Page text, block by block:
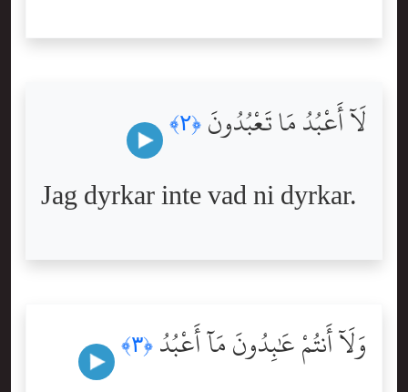
لَآ أَعْبُدُ مَا تَعْبُدُونَ ﴿٢﴾
Jag dyrkar inte vad ni dyrkar.
وَلَآ أَنتُمْ عَٰبِدُونَ مَآ أَعْبُدُ ﴿٣﴾